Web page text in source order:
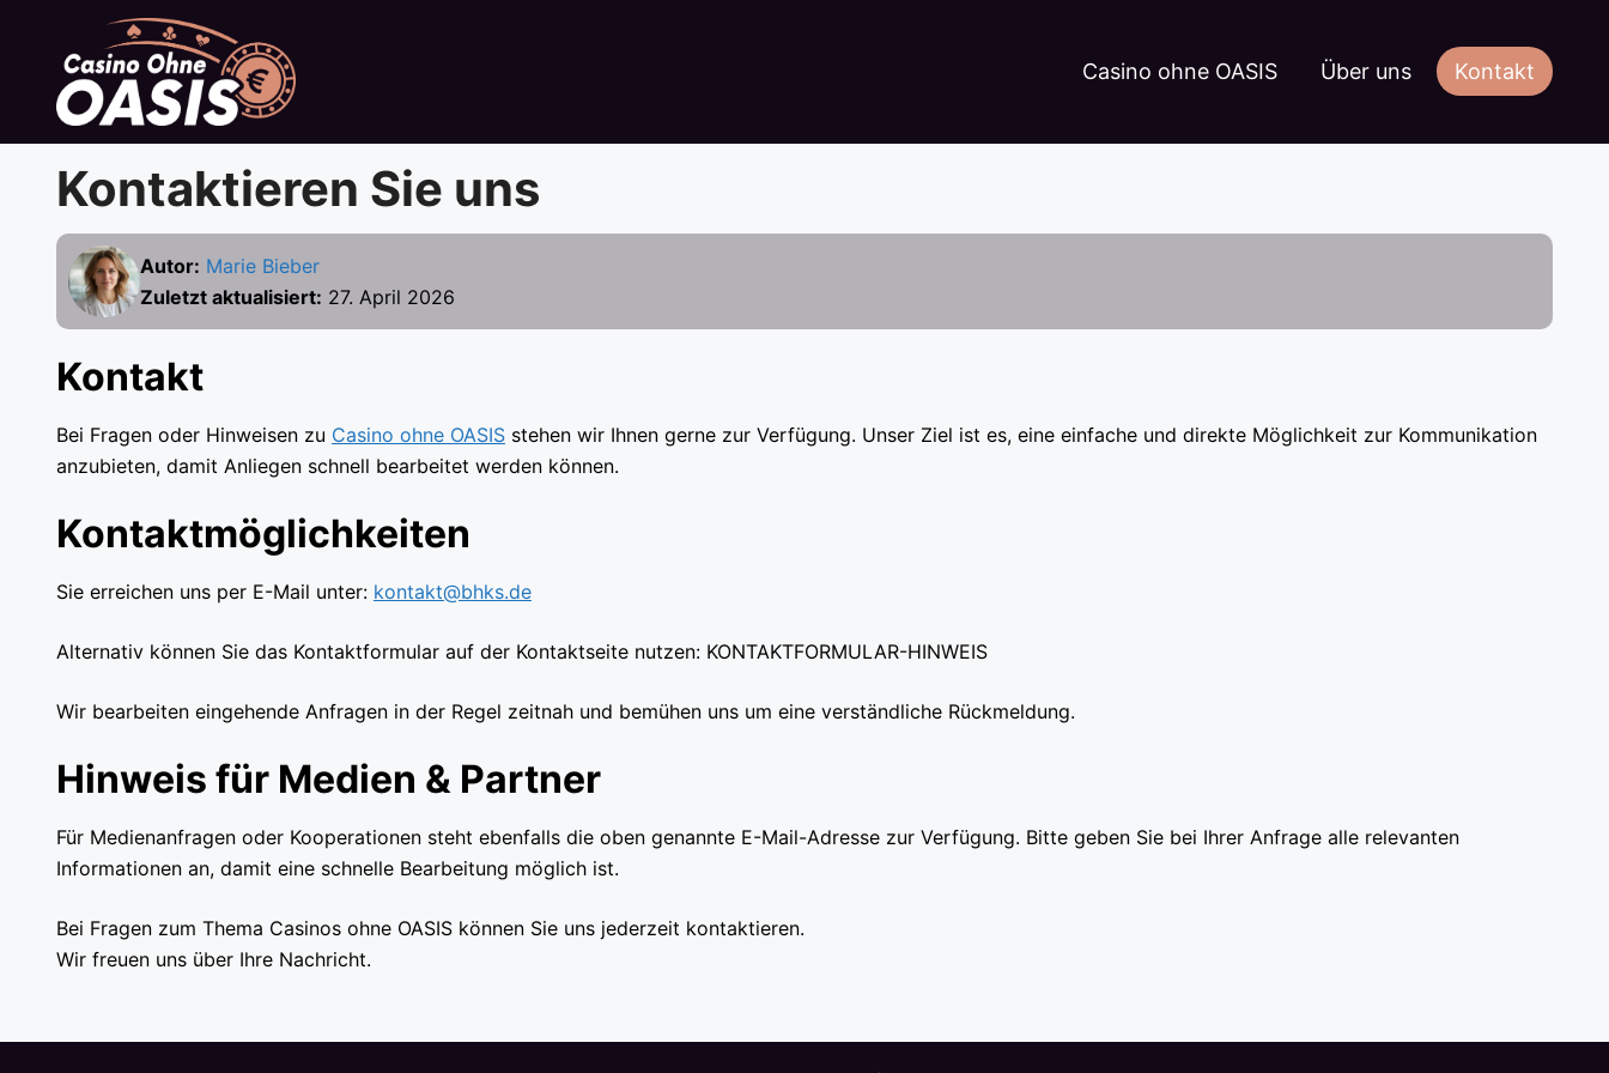
springen
Casino ohne OASIS Über uns Kontakt
Kontaktieren Sie uns
Autor: Marie Bieber
Zuletzt aktualisiert: 27. April 2026
Kontakt
Bei Fragen oder Hinweisen zu Casino ohne OASIS stehen wir Ihnen gerne zur Verfügung. Unser Ziel ist es, eine einfache und direkte Möglichkeit zur Kommunikation
anzubieten, damit Anliegen schnell bearbeitet werden können.
Kontaktmöglichkeiten
Sie erreichen uns per E-Mail unter: kontakt@bhks.de
Alternativ können Sie das Kontaktformular auf der Kontaktseite nutzen: KONTAKTFORMULAR-HINWEIS
Wir bearbeiten eingehende Anfragen in der Regel zeitnah und bemühen uns um eine verständliche Rückmeldung.
Hinweis für Medien & Partner
Für Medienanfragen oder Kooperationen steht ebenfalls die oben genannte E-Mail-Adresse zur Verfügung. Bitte geben Sie bei Ihrer Anfrage alle relevanten
Informationen an, damit eine schnelle Bearbeitung möglich ist.
Bei Fragen zum Thema Casinos ohne OASIS können Sie uns jederzeit kontaktieren.
Wir freuen uns über Ihre Nachricht.